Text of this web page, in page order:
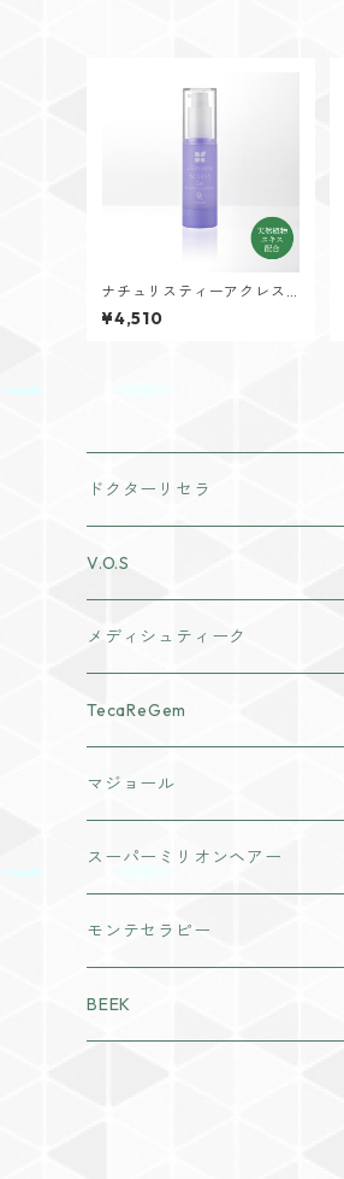
ナチュリスティーアクレス
ジェル30mL
¥4,510
ドクターリセラ
アクアヴィーナススキンケア
クレンジング・洗顔
化粧水
ジェル・クリーム
ナチュリスティーアクレス
cocochia
VI PLANTE
リキッド
ディフェンサー
インナーケア
粒タイプ
パウダータイプ
V.O.S
メディシュティーク
TecaReGem
マジョール
スーパーミリオンヘアー
モンテセラピー
BEEK